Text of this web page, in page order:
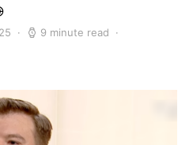
9 minute read